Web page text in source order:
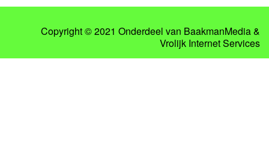
Copyright © 2021 Onderdeel van BaakmanMedia&
Vrolijk Internet Services